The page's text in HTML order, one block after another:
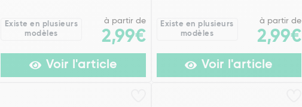
Existe en plusieurs
modèles
à partir de
2,99€
Voir l'article
Existe en plusieurs
modèles
à partir de
2,99€
Voir l'article